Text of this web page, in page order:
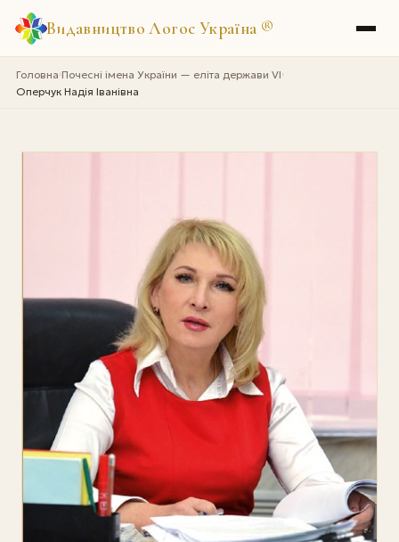
Видавництво Логос Україна ®
Головна›Почесні імена України — еліта держави VI›
Оперчук Надія Іванівна